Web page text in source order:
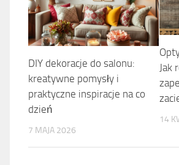
DIY dekoracje do salonu:
kreatywne pomysły i
praktyczne inspiracje na co
dzień
7 MAJA 2026
Jak
14